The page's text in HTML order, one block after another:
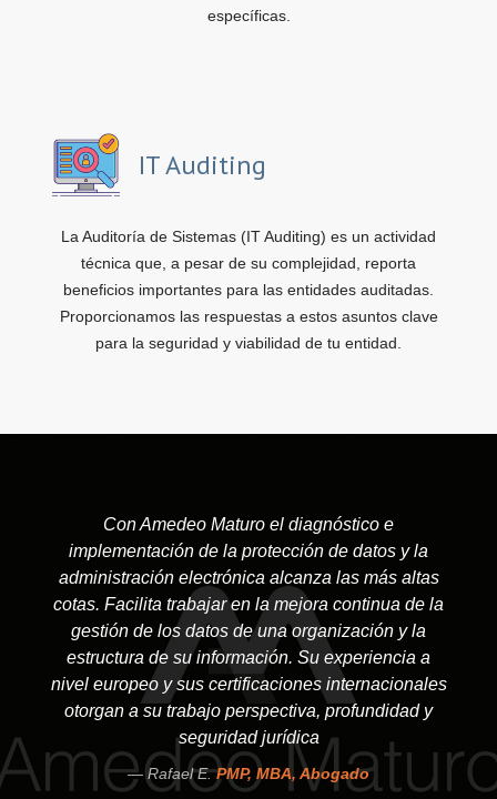
específicas.
IT Auditing
La Auditoría de Sistemas (IT Auditing) es un actividad
técnica que, a pesar de su complejidad, reporta
beneficios importantes para las entidades auditadas.
Proporcionamos las respuestas a estos asuntos clave
para la seguridad y viabilidad de tu entidad.
Con Amedeo Maturo el diagnóstico e
implementación de la protección de datos y la
administración electrónica alcanza las más altas
cotas. Facilita trabajar en la mejora continua de la
gestión de los datos de una organización y la
estructura de su información. Su experiencia a
nivel europeo y sus certificaciones internacionales
otorgan a su trabajo perspectiva, profundidad y
seguridad jurídica
Rafael E.PMP, MBA, Abogado